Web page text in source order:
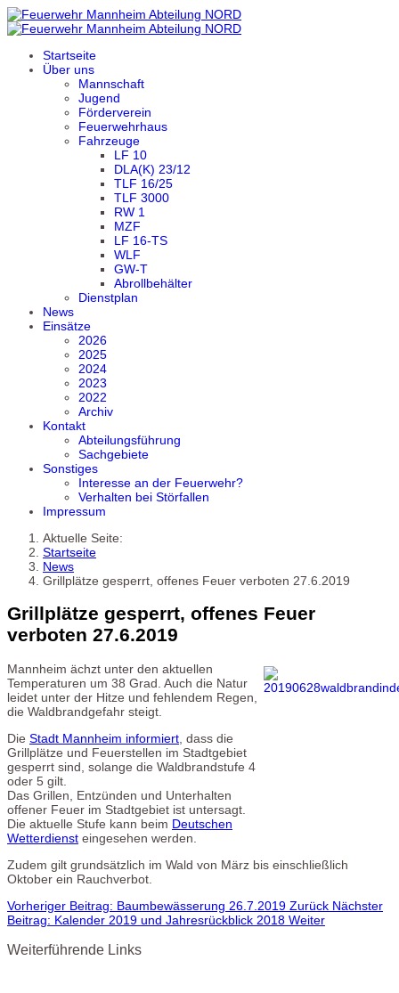
Startseite
Über uns
Mannschaft
Jugend
Förderverein
Feuerwehrhaus
Fahrzeuge
LF 10
DLA(K) 23/12
TLF 16/25
TLF 3000
RW 1
MZF
LF 16-TS
WLF
GW-T
Abrollbehälter
Dienstplan
News
Einsätze
2026
2025
2024
2023
2022
Archiv
Kontakt
Abteilungsführung
Sachgebiete
Sonstiges
Interesse an der Feuerwehr?
Verhalten bei Störfallen
Impressum
Aktuelle Seite:
Startseite
News
Grillplätze gesperrt, offenes Feuer verboten 27.6.2019
Grillplätze gesperrt, offenes Feuer
verboten 27.6.2019
Mannheim ächzt unter den aktuellen
Temperaturen um 38 Grad. Auch die Natur
leidet unter der Hitze und fehlendem Regen,
die Waldbrandgefahr steigt.
Die Stadt Mannheim informiert , dass die
Grillplätze und Feuerstellen im Stadtgebiet
gesperrt sind, solange die Waldbrandstufe 4
oder 5 gilt.
Das Grillen, Entzünden und Unterhalten
offener Feuer im Stadtgebiet ist untersagt.
Die aktuelle Stufe kann beim Deutschen
Wetterdienst eingesehen werden.
Zudem gilt grundsätzlich im Wald von März bis einschließlich
Oktober ein Rauchverbot.
Vorheriger Beitrag: Baumbewässerung 26.7.2019 Zurück Nächster
Beitrag: Kalender 2019 und Jahresrückblick 2018 Weiter
Weiterführende Links